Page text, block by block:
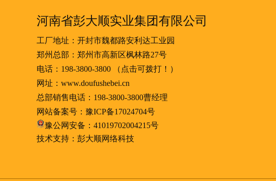
河南省彭大顺实业集团有限公司
工厂地址：开封市魏都路安利达工业园
郑州总部：郑州市高新区枫林路27号
电话： 198-3800-3800 （点击可拨打！）
网址：www.doufushebei.cn
总部销售电话： 198-3800-3800曹经理
网站备案号： 豫ICP备17024704号
豫公网安备：41019702004215号
技术支持：彭大顺网络科技